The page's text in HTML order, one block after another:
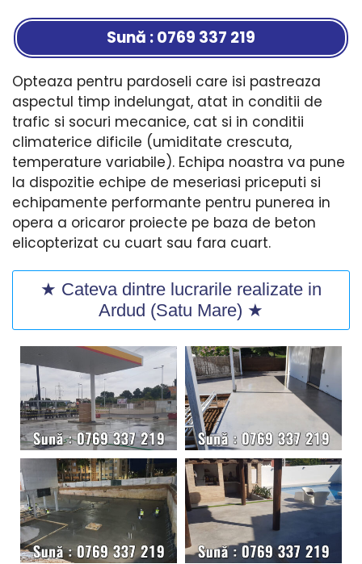
Sună : 0769 337 219
Opteaza pentru pardoseli care isi pastreaza
aspectul timp indelungat, atat in conditii de
trafic si socuri mecanice, cat si in conditii
climaterice dificile (umiditate crescuta,
temperature variabile). Echipa noastra va pune
la dispozitie echipe de meseriasi priceputi si
echipamente performante pentru punerea in
opera a oricaror proiecte pe baza de beton
elicopterizat cu cuart sau fara cuart.
★ Cateva dintre lucrarile realizate in
Ardud (Satu Mare) ★